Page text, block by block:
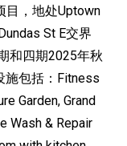
目，地处Uptown
St E交界
和四期2025年秋
施包括：Fitness
Garden, Grand
Wash & Repair